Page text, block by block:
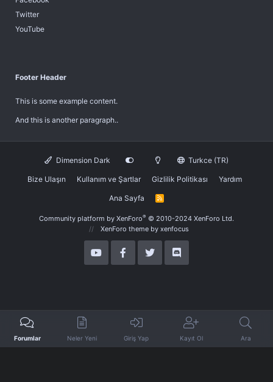
Twitter
YouTube
Footer Header
This is some example content.
And this is another paragraph..
Dimension Dark Turkce (TR)
Bize Ulaşın Kullanım ve Şartlar Gizlilik Politikası Yardım
Ana Sayfa
R
Community platform by XenForo® © 2010-2024 XenForo Ltd.
XenForo theme by xenfocus
Forumlar Neler Yeni Giriş Yap Kayıt Ol Ara